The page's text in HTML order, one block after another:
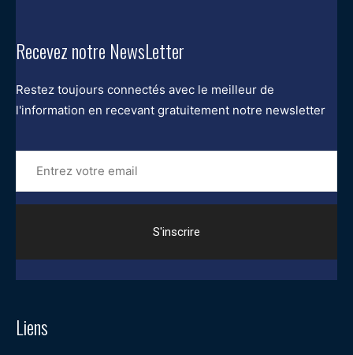
Recevez notre NewsLetter
Restez toujours connectés avec le meilleur de
l'information en recevant gratuitement notre newsletter
Entrez
votre
email
Liens